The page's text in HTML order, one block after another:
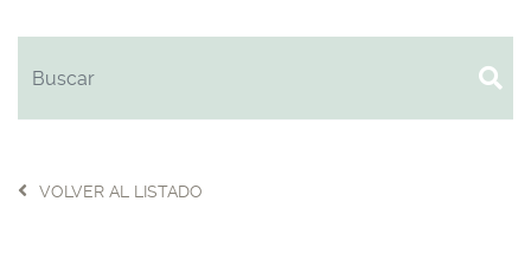
VOLVER AL LISTADO